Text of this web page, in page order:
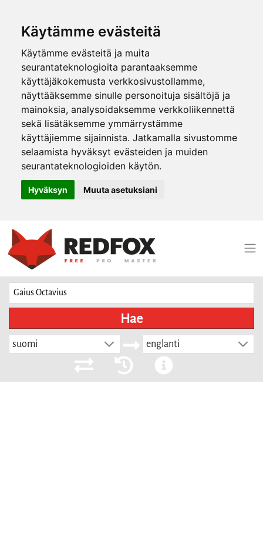
Käytämme evästeitä
Käytämme evästeitä ja muita
seurantateknologioita parantaaksemme
käyttäjäkokemusta verkkosivustollamme,
näyttääksemme sinulle personoituja sisältöjä ja
mainoksia, analysoidaksemme verkkoliikennettä
sekä lisätäksemme ymmärrystämme
käyttäjiemme sijainnista. Jatkamalla sivustomme
selaamista hyväksyt evästeiden ja muiden
seurantateknologioiden käytön.
Hyväksyn Muuta asetuksiani
Hae
suomi englanti